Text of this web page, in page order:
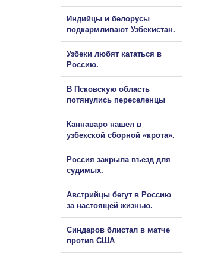
Индийцы и белорусы
подкармливают Узбекистан.
Узбеки любят кататься в
Россию.
В Псковскую область
потянулись переселенцы
Каннаваро нашел в
узбекской сборной «крота».
Россия закрыла въезд для
судимых.
Австрийцы бегут в Россию
за настоящей жизнью.
Синдаров блистал в матче
против США